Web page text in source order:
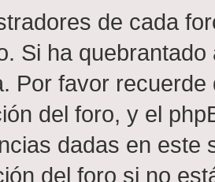
de cada
Si ha
Por favor
del foro, y el
dadas en este
del foro si no